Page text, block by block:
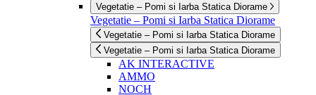
Vegetatie – Pomi si Iarba Statica Diorame
Vegetatie – Pomi si Iarba Statica Diorame
Vegetatie – Pomi si Iarba Statica Diorame
Vegetatie – Pomi si Iarba Statica Diorame
AK INTERACTIVE
AMMO
NOCH